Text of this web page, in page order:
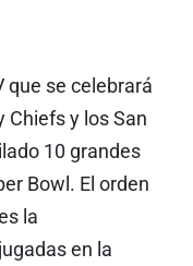
que se celebrará
Chiefs y los San
10 grandes
Bowl. El orden
la
en la